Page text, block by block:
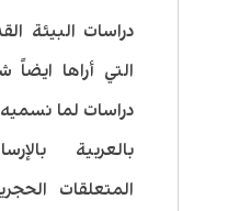
دراسات البيئة
التي أراها
بالعربية
المتعلقات